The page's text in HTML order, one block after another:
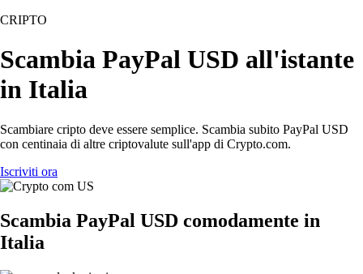
CRIPTO
Scambia PayPal USD all'istante
in Italia
Scambiare cripto deve essere semplice. Scambia subito PayPal USD
con centinaia di altre criptovalute sull'app di Crypto.com.
Iscriviti ora
Scambia PayPal USD comodamente in
Italia